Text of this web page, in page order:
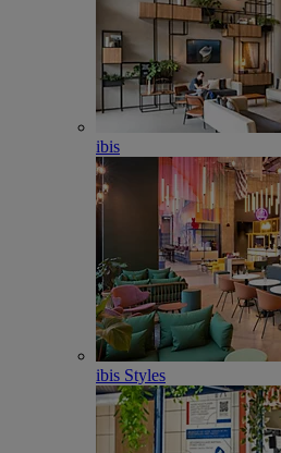
ibis
ibis Styles